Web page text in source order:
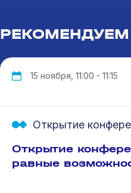
15 ноября, 11:00 - 11:15
Открытие
Открытие
равные